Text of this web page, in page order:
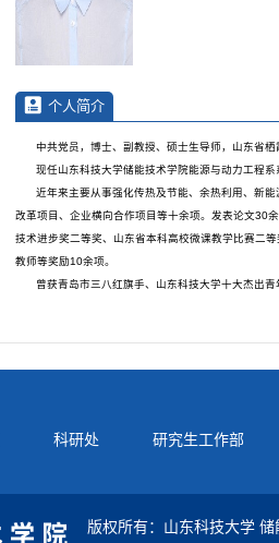
个人简介
中共党员，博士、副教授、硕士生导师，山东省栖
现任山东科技大学储能技术学院能源与动力工程系
近年来主要从事强化传热及节能、余热利用、新
改革项目、企业横向合作项目等十余项。发表论文30
技术进步奖二等奖、山东省本科高校微课教学比赛二
教师等奖励10余项。
曾获青岛市三八红旗手、山东科技大学十大杰出
科研处 研究生工作部
版权所有：山东科技大学